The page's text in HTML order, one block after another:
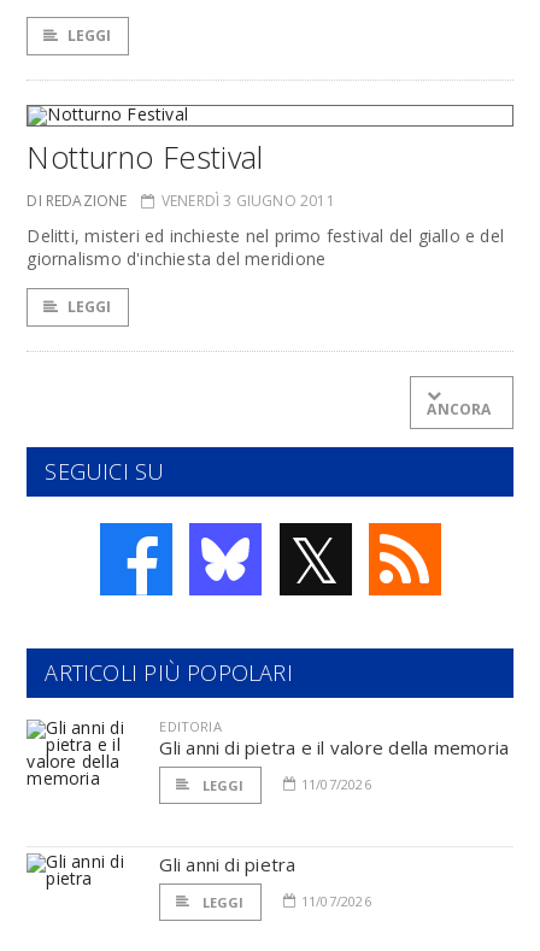
LEGGI
Notturno Festival
DI REDAZIONE VENERDÌ 3 GIUGNO 2011
Delitti, misteri ed inchieste nel primo festival del giallo e del
giornalismo d'inchiesta del meridione
LEGGI
ANCORA
SEGUICI SU
𝕏
ARTICOLI PIÙ POPOLARI
EDITORIA
Gli anni di pietra e il valore della memoria
LEGGI 11/07/2026
Gli anni di pietra
LEGGI 11/07/2026